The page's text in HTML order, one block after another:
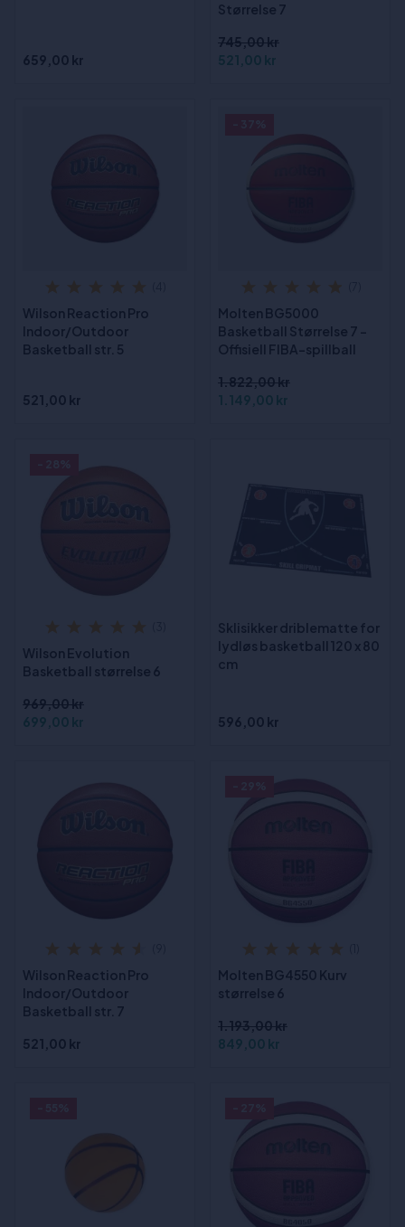
659,00 kr
Størrelse 7
745,00 kr
521,00 kr
Wilson Reaction Pro
Indoor/Outdoor
Basketball str. 5
521,00 kr
Molten BG5000
Basketball Størrelse 7 -
Offisiell FIBA-spillball
1.822,00 kr
1.149,00 kr
Wilson Evolution
Basketball størrelse 6
969,00 kr
699,00 kr
Sklisikker driblematte for
lydløs basketball 120 x 80
cm
596,00 kr
Wilson Reaction Pro
Indoor/Outdoor
Basketball str. 7
521,00 kr
Molten BG4550 Kurv
størrelse 6
1.193,00 kr
849,00 kr